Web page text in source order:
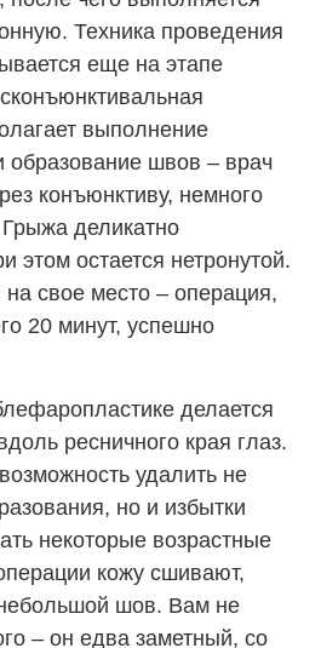
Техника проведения
еще на этапе
выполнение
образование швов – врач
конъюнктиву, немного
деликатно
этом остается нетронутой.
свое место – операция,
20 минут, успешно
делается
ресничного края глаз.
удалить не
но и избытки
некоторые возрастные
кожу сшивают,
шов. Вам не
– он едва заметный, со